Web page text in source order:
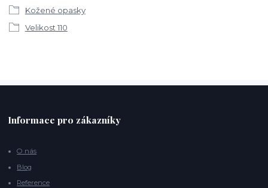
Kožené opasky
Velikost 110
Informace pro zákazníky
O nás
Blog
Reference